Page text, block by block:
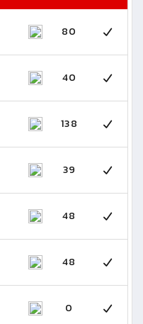
80
40
138
39
48
48
0